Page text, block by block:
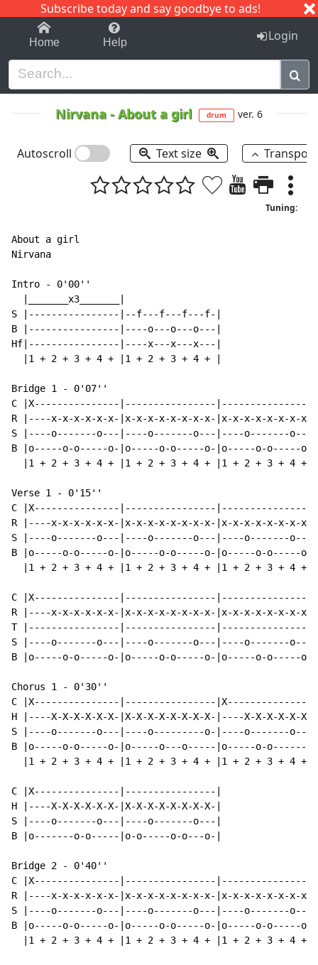
Subscribe today and say goodbye to ads!
1-9 C I J
Home Help Login
Nirvana -About a girl drum ver. 6
Autoscroll Text size
Tuning:
About a girl
Nirvana
Intro - 0'00''
  |_______x3_______|
S |----------------|--f---f---f---f-|
B |----------------|----o---o---o---|
Hf|----------------|----x---x---x---|
  |1 + 2 + 3 + 4 + |1 + 2 + 3 + 4 + |
Bridge 1 - 0'07''
C |X---------------|----------------
R |----x-x-x-x-x-x-|x-x-x-x-x-x-x-x-|x-x-x-x-x-x-x-
S |----o-------o---|----o-------o---|----o-------o---
B |o-----o-o-----o-|o-----o-o-----o-|o-----o-o-----
|1 + 2 + 3 + 4 + |1 + 2 + 3 + 4 + |1 + 2 + 3 + 4 +
Verse 1 - 0'15''
C |X---------------|----------------
R |----x-x-x-x-x-x-|x-x-x-x-x-x-x-x-|x-x-x-x-x-x-x-x-
S |----o-------o---|----o-------o---|----o-------
B |o-----o-o-----o-|o-----o-o-----o-|o-----o-o-----
|1 + 2 + 3 + 4 + |1 + 2 + 3 + 4 + |1 + 2 + 3 + 4 +
C |X---------------|----------------
R |----x-x-x-x-x-x-|x-x-x-x-x-x-x-x-|x-x-x-x-x-x-x-
T |----------------|----------------|----------------
S |----o-------o---|----o-------o---|----o-------o---
B |o-----o-o-----o-|o-----o-o-----o-|o-----o-o-----
Chorus 1 - 0'30''
C |X---------------|----------------
H |----X-X-X-X-X-X-|X-X-X-X-X-X-X-X-|----X-X-X-X-X-X-
S |----o-------o---|----o---------o-|----o-------o---
B |o-----o-o-----o-|o-----o---o-----|o-----o-o-------
|1 + 2 + 3 + 4 + |1 + 2 + 3 + 4 + |1 + 2 + 3 + 4 +
C |X---------------|----------------|
H |----X-X-X-X-X-X-|X-X-X-X-X-X-X-X-|
S |----o-------o---|----o-------o---|
B |o-------o-o-----|o-o-----o-o---o-|
Bridge 2 - 0'40''
C |X---------------|----------------
R |----x-x-x-x-x-x-|x-x-x-x-x-x-x-x-|x-x-x-x-x-x-x-
S |----o-------o---|----o-------o---|----o-------o---
B |o-----o-o-----o-|o-----o-o-----o-|o-----o-o-----
|1 + 2 + 3 + 4 + |1 + 2 + 3 + 4 + |1 + 2 + 3 + 4 +